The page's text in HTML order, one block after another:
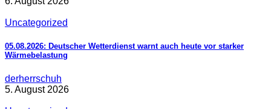
Uncategorized
05.08.2026: Deutscher Wetterdienst warnt auch heute vor starker
Wärmebelastung
derherrschuh
5. August 2026